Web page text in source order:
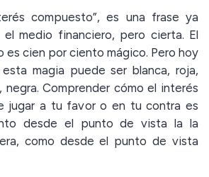
compuesto”, es una frase ya
medio financiero, pero cierta. El
es cien por ciento mágico. Pero hoy
magia puede ser blanca, roja,
Comprender cómo el interés
jugar a tu favor o en tu contra es
desde el punto de vista la la
como desde el punto de vista